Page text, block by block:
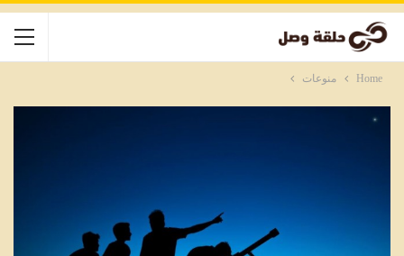
Home منوعات